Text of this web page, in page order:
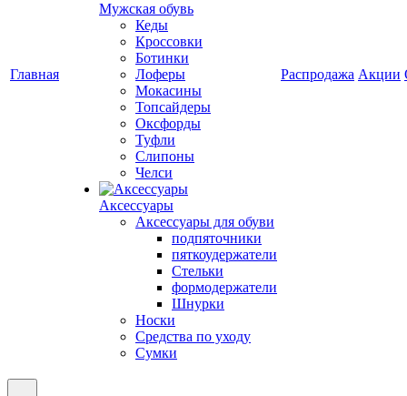
Главная
Мужская обувь
Кеды
Кроссовки
Ботинки
Лоферы
Мокасины
Топсайдеры
Оксфорды
Туфли
Слипоны
Челси
Аксессуары
Аксессуары для обуви
подпяточники
пяткоудержатели
Стельки
формодержатели
Шнурки
Носки
Средства по уходу
Сумки
Распродажа Акции